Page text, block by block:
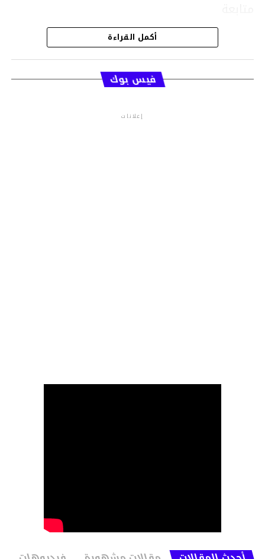
قسم الاخبار
أكمل القراءة
فيس بوك
إعلانات